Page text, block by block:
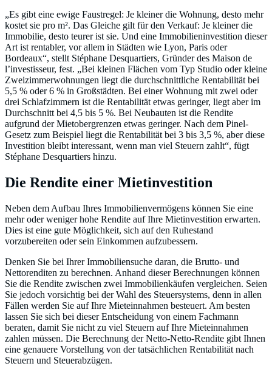
„Es gibt eine ewige Faustregel: Je kleiner die Wohnung, desto mehr
kostet sie pro m². Das Gleiche gilt für den Verkauf: Je kleiner die
Immobilie, desto teurer ist sie. Und eine Immobilieninvestition dieser
Art ist rentabler, vor allem in Städten wie Lyon, Paris oder
Bordeaux“, stellt Stéphane Desquartiers, Gründer des Maison de
l’investisseur, fest. „Bei kleinen Flächen vom Typ Studio oder kleine
Zweizimmerwohnungen liegt die durchschnittliche Rentabilität bei
5,5 % oder 6 % in Großstädten. Bei einer Wohnung mit zwei oder
drei Schlafzimmern ist die Rentabilität etwas geringer, liegt aber im
Durchschnitt bei 4,5 bis 5 %. Bei Neubauten ist die Rendite
aufgrund der Mietobergrenzen etwas geringer. Nach dem Pinel-
Gesetz zum Beispiel liegt die Rentabilität bei 3 bis 3,5 %, aber diese
Investition bleibt interessant, wenn man viel Steuern zahlt“, fügt
Stéphane Desquartiers hinzu.
Die Rendite einer Mietinvestition
Neben dem Aufbau Ihres Immobilienvermögens können Sie eine
mehr oder weniger hohe Rendite auf Ihre Mietinvestition erwarten.
Dies ist eine gute Möglichkeit, sich auf den Ruhestand
vorzubereiten oder sein Einkommen aufzubessern.
Denken Sie bei Ihrer Immobiliensuche daran, die Brutto- und
Nettorenditen zu berechnen. Anhand dieser Berechnungen können
Sie die Rendite zwischen zwei Immobilienkäufen vergleichen. Seien
Sie jedoch vorsichtig bei der Wahl des Steuersystems, denn in allen
Fällen werden Sie auf Ihre Mieteinnahmen besteuert. Am besten
lassen Sie sich bei dieser Entscheidung von einem Fachmann
beraten, damit Sie nicht zu viel Steuern auf Ihre Mieteinnahmen
zahlen müssen. Die Berechnung der Netto-Netto-Rendite gibt Ihnen
eine genauere Vorstellung von der tatsächlichen Rentabilität nach
Steuern und Steuerabzügen.